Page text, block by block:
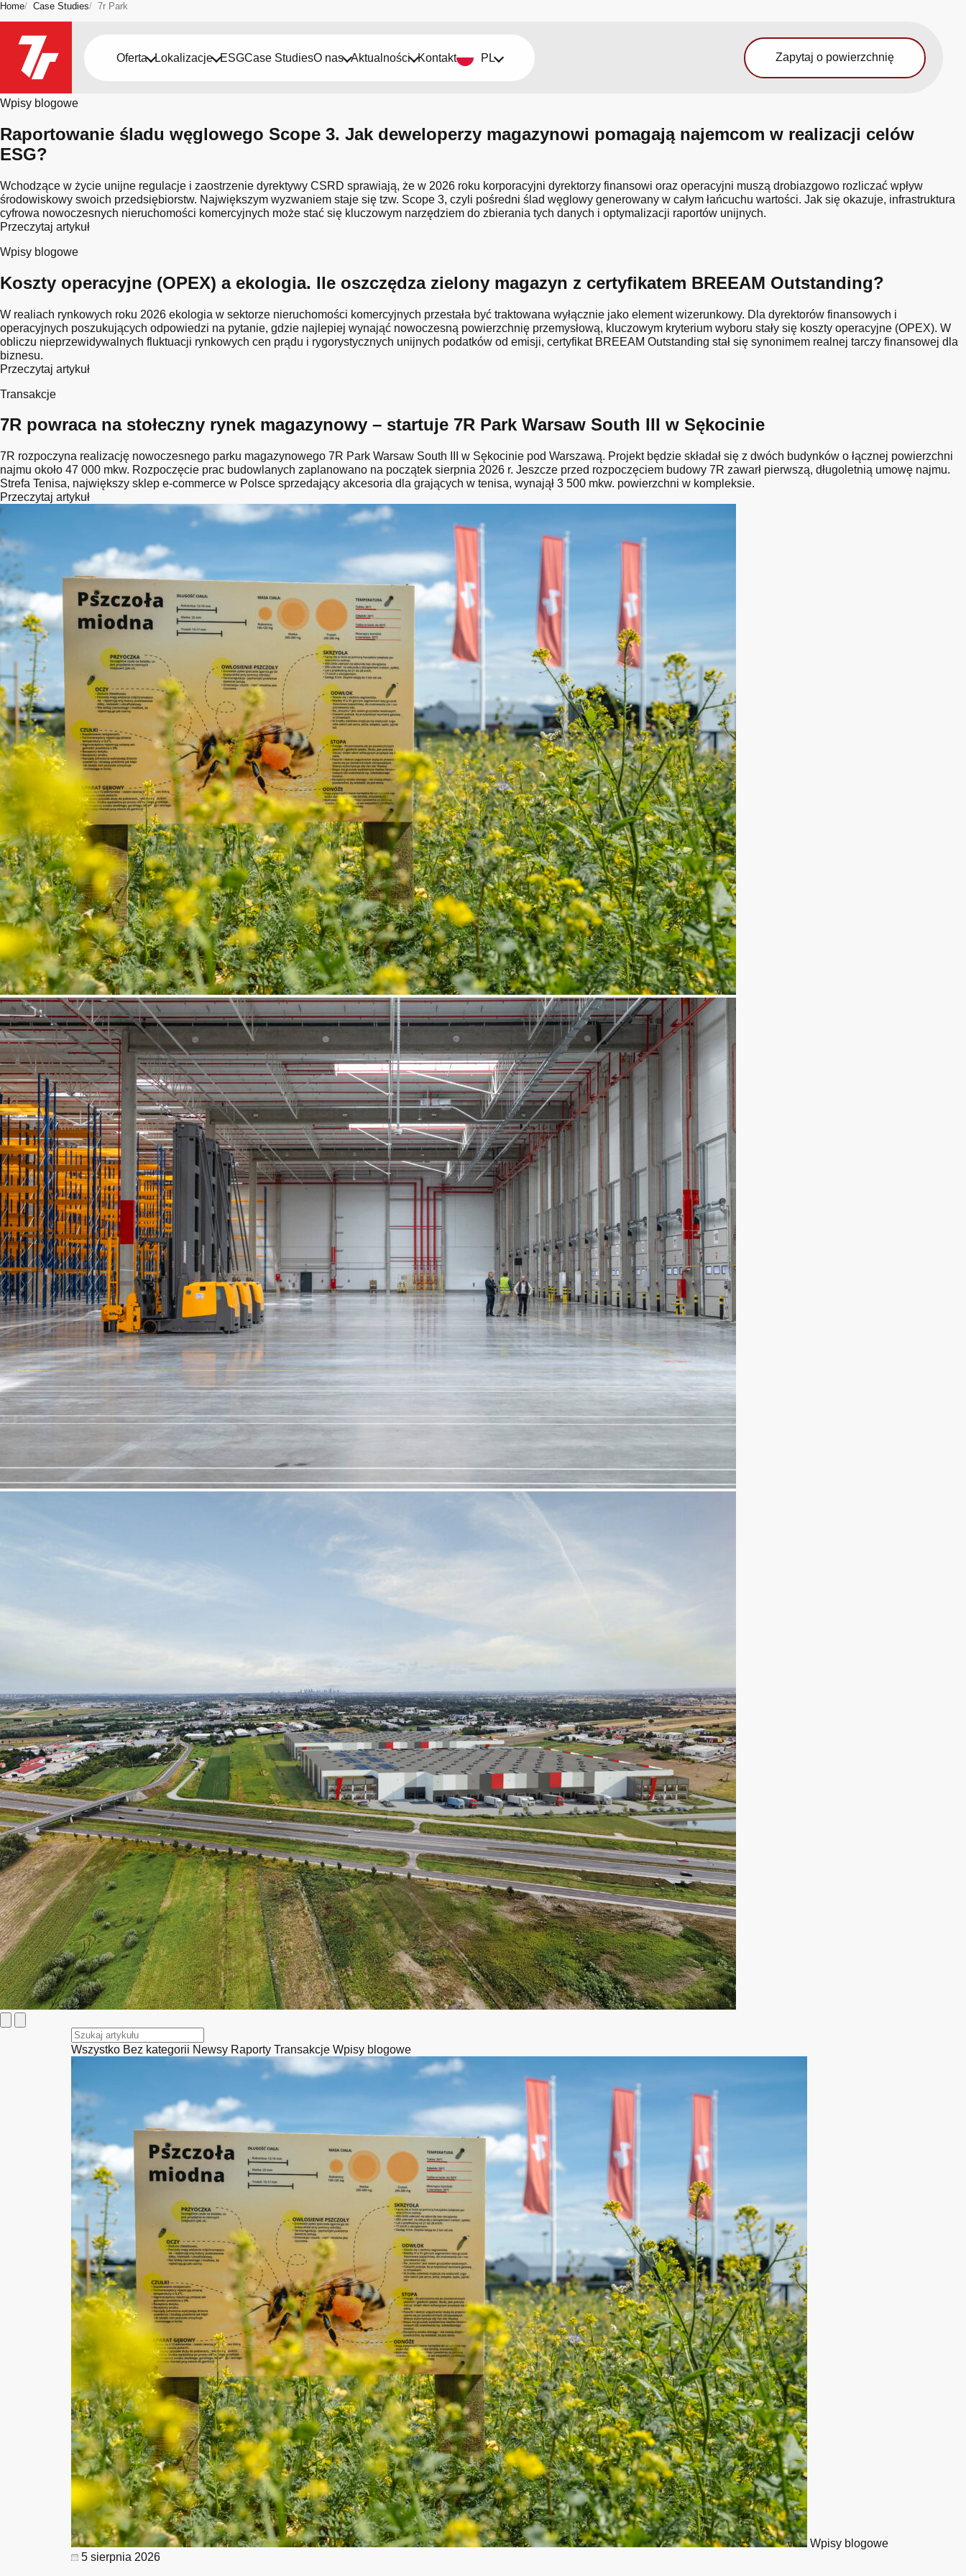
Oferta Lokalizacje ESGCase StudiesO nas Aktualności Kontakt PL Zapytaj o powierzchnię
Home Case Studies 7r Park
Typ: 7r Park
Wpisy blogowe
Raportowanie śladu węglowego Scope 3. Jak deweloperzy magazynowi pomagają najemcom w realizacji celów
ESG?
Wchodzące w życie unijne regulacje i zaostrzenie dyrektywy CSRD sprawiają, że w 2026 roku korporacyjni dyrektorzy finansowi oraz operacyjni muszą drobiazgowo rozliczać wpływ
środowiskowy swoich przedsiębiorstw. Największym wyzwaniem staje się tzw. Scope 3, czyli pośredni ślad węglowy generowany w całym łańcuchu wartości. Jak się okazuje, infrastruktura
cyfrowa nowoczesnych nieruchomości komercyjnych może stać się kluczowym narzędziem do zbierania tych danych i optymalizacji raportów unijnych.
Przeczytaj artykuł
Wpisy blogowe
Koszty operacyjne (OPEX) a ekologia. Ile oszczędza zielony magazyn z certyfikatem BREEAM Outstanding?
W realiach rynkowych roku 2026 ekologia w sektorze nieruchomości komercyjnych przestała być traktowana wyłącznie jako element wizerunkowy. Dla dyrektorów finansowych i
operacyjnych poszukujących odpowiedzi na pytanie, gdzie najlepiej wynająć nowoczesną powierzchnię przemysłową, kluczowym kryterium wyboru stały się koszty operacyjne (OPEX). W
obliczu nieprzewidywalnych fluktuacji rynkowych cen prądu i rygorystycznych unijnych podatków od emisji, certyfikat BREEAM Outstanding stał się synonimem realnej tarczy finansowej dla
biznesu.
Przeczytaj artykuł
Transakcje
7R powraca na stołeczny rynek magazynowy – startuje 7R Park Warsaw South III w Sękocinie
7R rozpoczyna realizację nowoczesnego parku magazynowego 7R Park Warsaw South III w Sękocinie pod Warszawą. Projekt będzie składał się z dwóch budynków o łącznej powierzchni
najmu około 47 000 mkw. Rozpoczęcie prac budowlanych zaplanowano na początek sierpnia 2026 r. Jeszcze przed rozpoczęciem budowy 7R zawarł pierwszą, długoletnią umowę najmu.
Strefa Tenisa, największy sklep e-commerce w Polsce sprzedający akcesoria dla grających w tenisa, wynajął 3 500 mkw. powierzchni w kompleksie.
Przeczytaj artykuł
Wszystko Bez kategorii Newsy Raporty Transakcje Wpisy blogowe
Wpisy blogowe
5 sierpnia 2026